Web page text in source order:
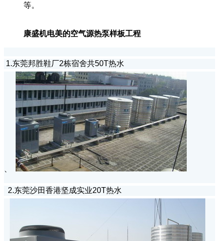
等。
康盛机电美的空气源热泵样板工程
1.东莞邦胜鞋厂2栋宿舍共50T热水
2.东莞沙田香港坚成实业20T热水